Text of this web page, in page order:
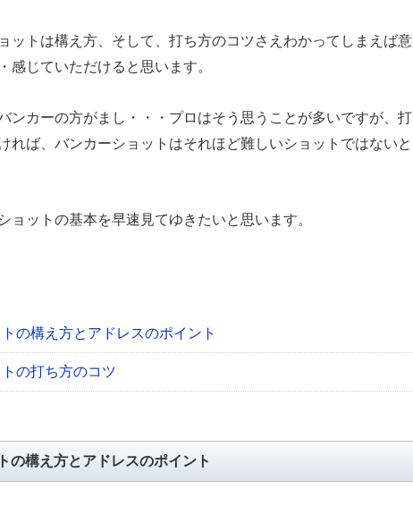
ットは構え方、そして、打ち方のコツさえわかってしまえば意
感じていただけると思います。
ンカーの方がまし・・・プロはそう思うことが多いですが、打
れば、バンカーショットはそれほど難しいショットではないと
ョットの基本を早速見てゆきたいと思います。
の構え方とアドレスのポイント
の打ち方のコツ
の構え方とアドレスのポイント